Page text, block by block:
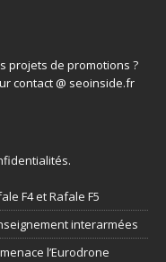
projets de promotions ?
contact @ seoinside.fr
.
F4 et Rafale F5
interarmées
l’Eurodrone